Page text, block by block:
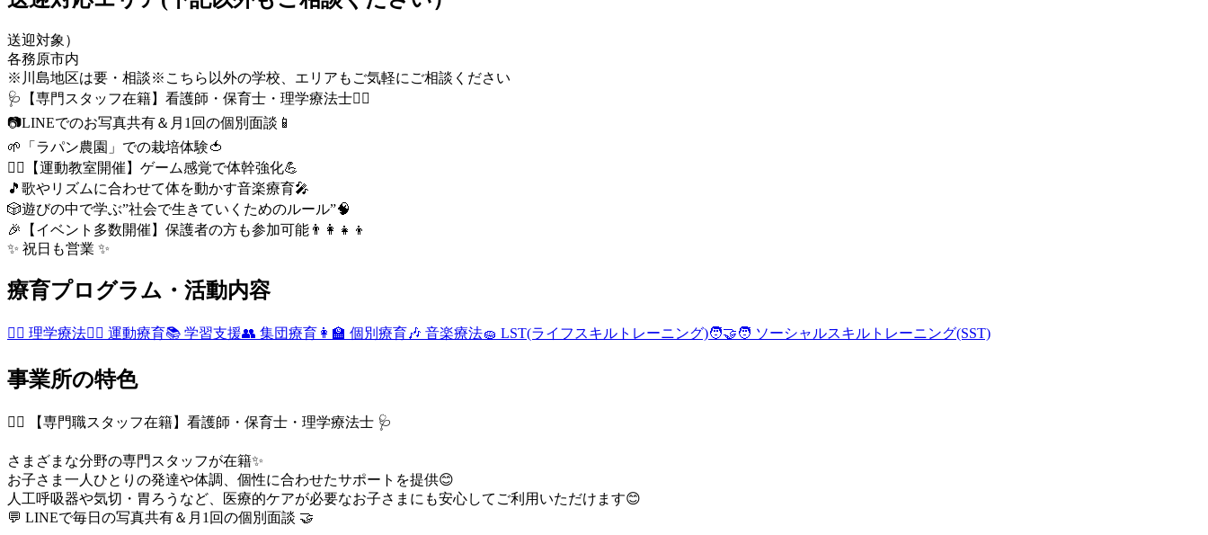
送迎対象）
各務原市内
※川島地区は要・相談※こちら以外の学校、エリアもご気軽にご相談ください
🩺【専門スタッフ在籍】看護師・保育士・理学療法士👩‍⚕️
📷LINEでのお写真共有＆月1回の個別面談📱
🌱「ラパン農園」での栽培体験🍅
🏃‍♂️【運動教室開催】ゲーム感覚で体幹強化💪
🎵歌やリズムに合わせて体を動かす音楽療育🎤
🎲遊びの中で学ぶ”社会で生きていくためのルール”🧠
🎉【イベント多数開催】保護者の方も参加可能👨‍👩‍👧‍👦
✨ 祝日も営業 ✨
療育プログラム・活動内容
🧍‍♀️ 理学療法🏃‍♀️ 運動療育📚 学習支援👥 集団療育 👩‍🏫 個別療育🎶 音楽療法🧽 LST(ライフスキルトレーニング)🧑‍🤝‍🧑 ソーシャルスキルトレーニング(SST)
事業所の特色
👩‍⚕️ 【専門職スタッフ在籍】看護師・保育士・理学療法士 🩺
さまざまな分野の専門スタッフが在籍✨
お子さま一人ひとりの発達や体調、個性に合わせたサポートを提供😊
人工呼吸器や気切・胃ろうなど、医療的ケアが必要なお子さまにも安心してご利用いただけます😊
💬 LINEで毎日の写真共有＆月1回の個別面談 🤝